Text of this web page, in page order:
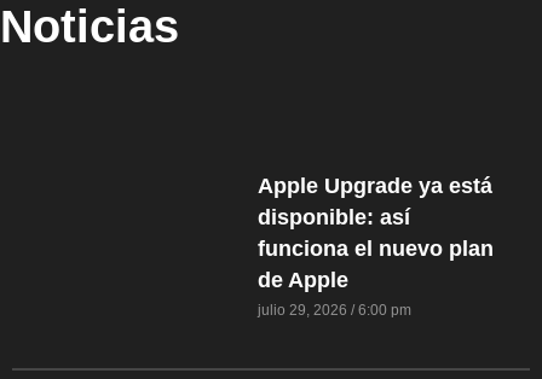
Noticias
Apple Upgrade ya está
disponible: así
funciona el nuevo plan
de Apple
julio 29, 2026 6:00 pm